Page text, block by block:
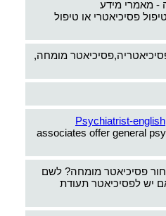
- מאמרי מידע
פסיכיאטרי או טיפול
מומחה,
Psychiatrist-english
associates offer general
פסיכיאטר מומחה? לשם
יש לפסיכיאטר תעודת